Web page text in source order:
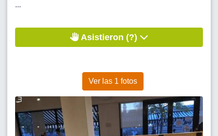
...
Asistieron (?)
Ver las 1 fotos